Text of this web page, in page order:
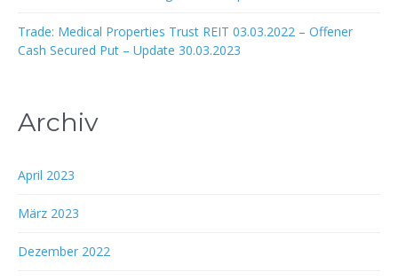
Trade: Medical Properties Trust REIT 03.03.2022 – Offener
Cash Secured Put – Update 30.03.2023
Archiv
April 2023
März 2023
Dezember 2022